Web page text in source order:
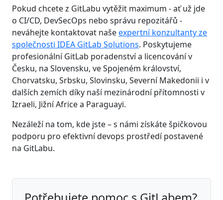
Pokud chcete z GitLabu vytěžit maximum - ať už jde
o CI/CD, DevSecOps nebo správu repozitářů -
neváhejte kontaktovat našeexpertní konzultanty ze
společnosti IDEA GitLab Solutions. Poskytujeme
profesionální GitLab poradenství a licencování v
Česku, na Slovensku, ve Spojeném království,
Chorvatsku, Srbsku, Slovinsku, Severní Makedonii i v
dalších zemích díky naší mezinárodní přítomnosti v
Izraeli, Jižní Africe a Paraguayi.
Nezáleží na tom, kde jste – s námi získáte špičkovou
podporu pro efektivní devops prostředí postavené
na GitLabu.